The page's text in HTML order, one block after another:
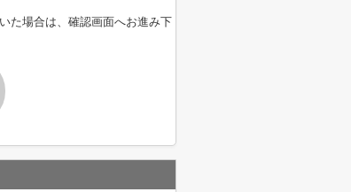
た場合は、確認画面へお進み下